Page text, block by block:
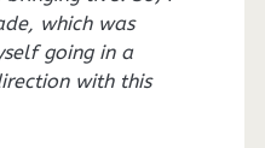
which was
going in a
with this